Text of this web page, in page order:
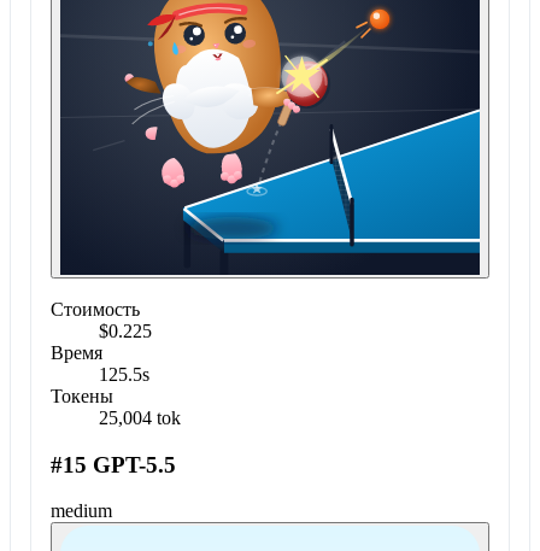
Стоимость
$0.225
Время
125.5s
Токены
25,004 tok
#15 GPT-5.5
medium